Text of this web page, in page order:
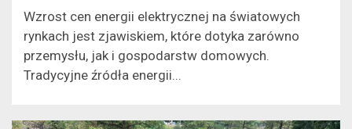
Wzrost cen energii elektrycznej na światowych
rynkach jest zjawiskiem, które dotyka zarówno
przemysłu, jak i gospodarstw domowych.
Tradycyjne źródła energii...